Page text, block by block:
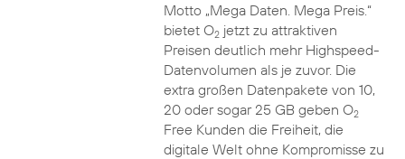
Motto „Mega Daten. Mega Preis.“
bietet O2jetzt zu attraktiven
Preisen deutlich mehr Highspeed-
Datenvolumen als je zuvor. Die
extra großen Datenpakete von 10,
20 oder sogar 25 GB geben O2
Free Kunden die Freiheit, die
digitale Welt ohne Kompromisse zu